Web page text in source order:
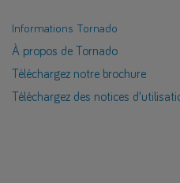
Informations Tornado
À propos de Tornado
Téléchargez notre brochure
Téléchargez des notices